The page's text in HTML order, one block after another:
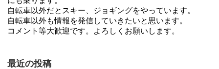
自転車以外だとスキー、ジョギングをやっています。
自転車以外も情報を発信していきたいと思います。
コメント等大歓迎です。よろしくお願いします。
最近の投稿